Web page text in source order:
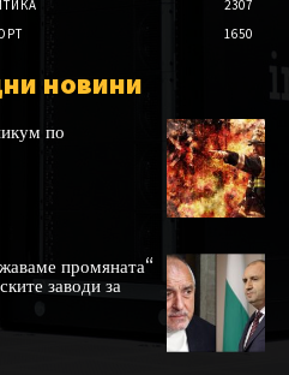
2307
1650
новини
по
промяната“
заводи за